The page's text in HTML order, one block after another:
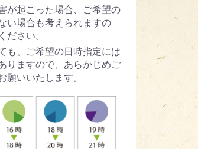
が起こった場合、ご希望の
い場合も考えられますの
ださい。
も、ご希望の日時指定には
りますので、あらかじめご
願いいたします。